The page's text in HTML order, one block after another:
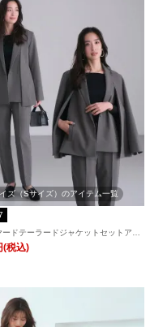
ズ（Sサイズ）のアイテム一覧
ードテーラードジャケットセットアッ
」/ フォーマルセレモニー・入学
(税込)